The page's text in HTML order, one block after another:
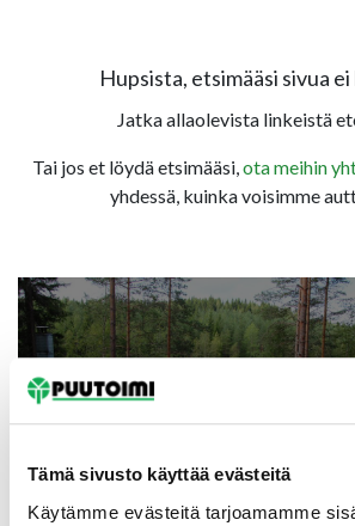
Tämä sivusto käyttää evästeitä
Käytämme evästeitä tarjoamamme
Hupsista, etsimääsi sivua
Jatka allaolevista linkeistä
Tai jos et löydä etsimääsi,ota meihin
yhdessä, kuinka voisimme